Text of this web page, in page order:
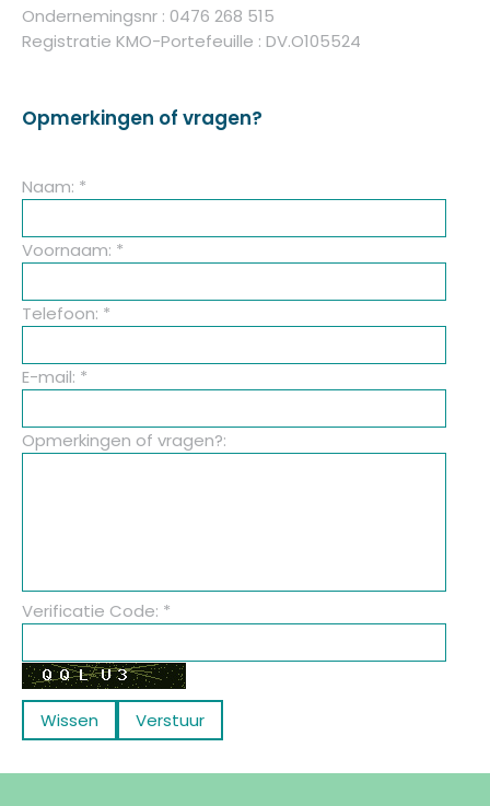
Ondernemingsnr : 0476 268 515
Registratie KMO-Portefeuille : DV.O105524
Opmerkingen of vragen?
Naam: *
Voornaam: *
Telefoon: *
E-mail: *
Opmerkingen of vragen?:
Verificatie Code: *